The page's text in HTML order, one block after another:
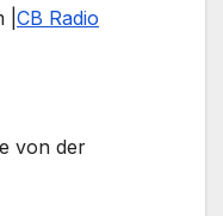
CB Radio
von der